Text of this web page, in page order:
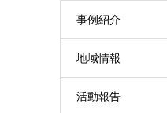
事例紹介
地域情報
活動報告